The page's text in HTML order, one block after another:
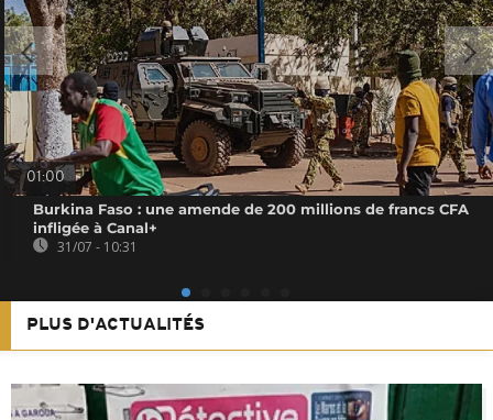
01:00
Burkina Faso : une amende de 200 millions de francs CFA
infligée à Canal+
31/07 - 10:31
PLUS D'ACTUALITÉS